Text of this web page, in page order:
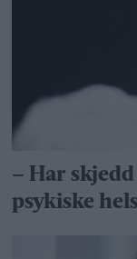
– Har
psykiske